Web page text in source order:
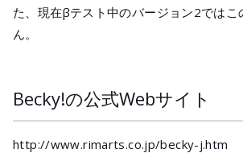
た、現在βテスト中のバージョン2ではこ
ん。
Becky!の公式Webサイト
http://www.rimarts.co.jp/becky-j.htm